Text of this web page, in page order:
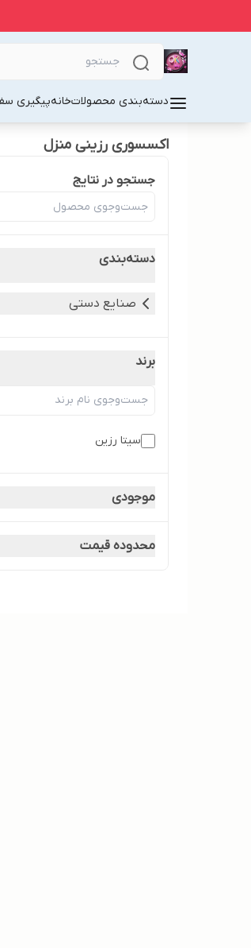
دسته‌بندی محصولاتخانهپیگیری
اکسسوری رزینی منزل
جستجو در نتایج
دسته‌بندی
صنایع دستی
برند
سیتا رزین
موجودی
محدوده قیمت